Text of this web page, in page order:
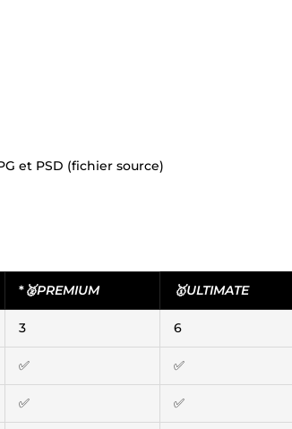
et PSD (fichier source)
*🥈PREMIUM 🥇ULTIMATE
3 6
✅ ✅
✅ ✅